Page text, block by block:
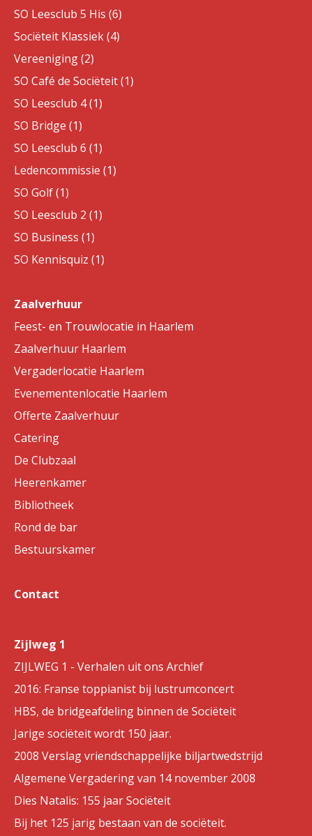
SO Leesclub 5 His (6)
Sociëteit Klassiek (4)
Vereeniging (2)
SO Café de Sociëteit (1)
SO Leesclub 4 (1)
SO Bridge (1)
SO Leesclub 6 (1)
Ledencommissie (1)
SO Golf (1)
SO Leesclub 2 (1)
SO Business (1)
SO Kennisquiz (1)
Zaalverhuur
Feest- en Trouwlocatie in Haarlem
Zaalverhuur Haarlem
Vergaderlocatie Haarlem
Evenementenlocatie Haarlem
Offerte Zaalverhuur
Catering
De Clubzaal
Heerenkamer
Bibliotheek
Rond de bar
Bestuurskamer
Contact
Zijlweg 1
ZIJLWEG 1 - Verhalen uit ons Archief
2016: Franse toppianist bij lustrumconcert
HBS, de bridgeafdeling binnen de Sociëteit
Jarige sociëteit wordt 150 jaar.
2008 Verslag vriendschappelijke biljartwedstrijd
Algemene Vergadering van 14 november 2008
Dies Natalis: 155 jaar Sociëteit
Bij het 125 jarig bestaan van de sociëteit.